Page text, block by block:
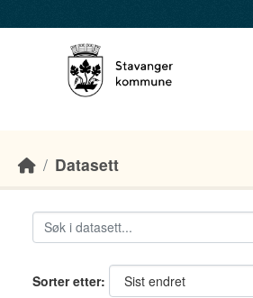
Datasett
Sorter etter